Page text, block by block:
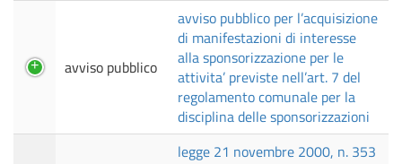
avviso pubblico
avviso pubblico per l’acquisizione
di manifestazioni di interesse
alla sponsorizzazione per le
attivita’ previste nell’art. 7 del
regolamento comunale per la
disciplina delle sponsorizzazioni
legge 21 novembre 2000, n. 353